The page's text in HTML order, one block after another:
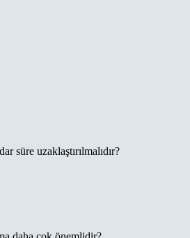
süre uzaklaştırılmalıdır?